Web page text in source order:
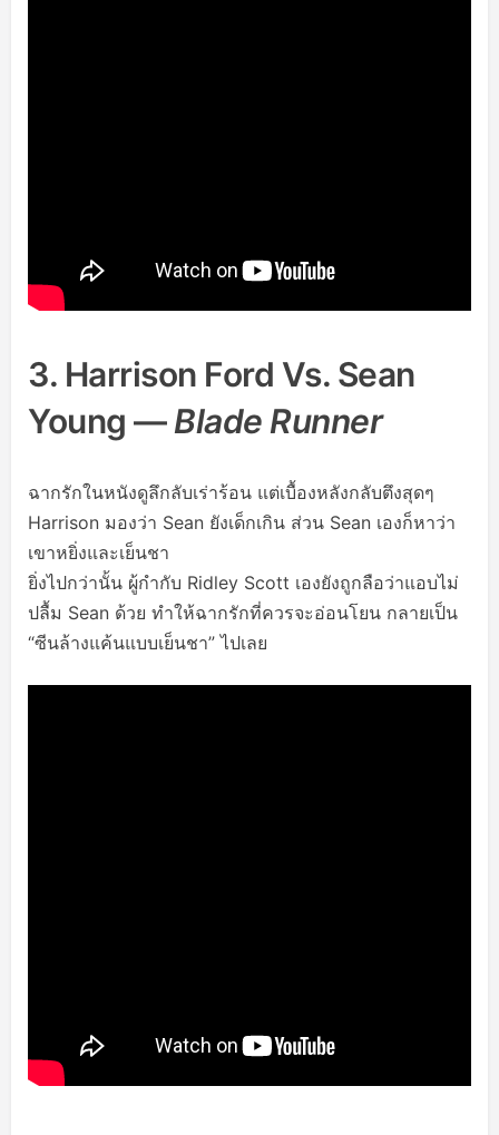
3. Harrison Ford Vs. Sean
Young —Blade Runner
ฉากรักในหนังดูลึกลับเร่าร้อน แต่เบื้องหลังกลับตึงสุดๆ
Harrison มองว่า Sean ยังเด็กเกิน ส่วน Sean เองก็หาว่า
เขาหยิ่งและเย็นชา
ยิ่งไปกว่านั้น ผู้กำกับ Ridley Scott เองยังถูกลือว่าแอบไม่
ปลื้ม Sean ด้วย ทำให้ฉากรักที่ควรจะอ่อนโยน กลายเป็น
“ซีนล้างแค้นแบบเย็นชา” ไปเลย